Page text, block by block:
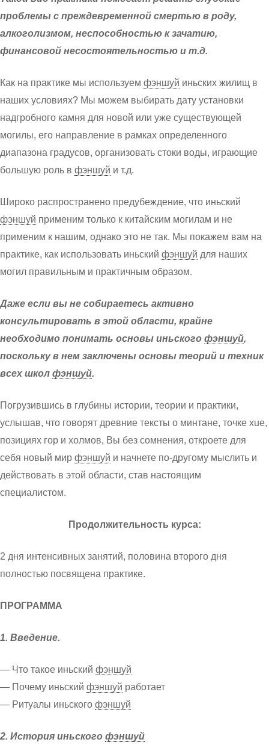
проблемы с преждевременной смертью в роду,
алкоголизмом, неспособностью к зачатию,
финансовой несостоятельностью и т.д.
Как на практике мы используемфэншуй иньских жилищ в
наших условиях? Мы можем выбирать дату установки
надгробного камня для новой или уже существующей
могилы, его направление в рамках определенного
диапазона градусов, организовать стоки воды, играющие
большую роль вфэншуй и т.д.
Широко распространено предубеждение, что иньский
фэншуй применим только к китайским могилам и не
применим к нашим, однако это не так. Мы покажем вам на
практике, как использовать иньскийфэншуй для наших
могил правильным и практичным образом.
Даже если вы не собираетесь активно
консультировать в этой области, крайне
необходимо понимать основы иньскогофэншуй,
поскольку в нем заключены основы теорий и техник
всех школфэншуй.
Погрузившись в глубины истории, теории и практики,
услышав, что говорят древние тексты о минтане, точке xue,
позициях гор и холмов, Вы без сомнения, откроете для
себя новый мирфэншуй и начнете по-другому мыслить и
действовать в этой области, став настоящим
специалистом.
Продолжительность курса:
2 дня интенсивных занятий, половина второго дня
полностью посвящена практике.
ПРОГРАММА
1. Введение.
— Что такое иньскийфэншуй
— Почему иньскийфэншуй работает
— Ритуалы иньскогофэншуй
2. История иньскогофэншуй